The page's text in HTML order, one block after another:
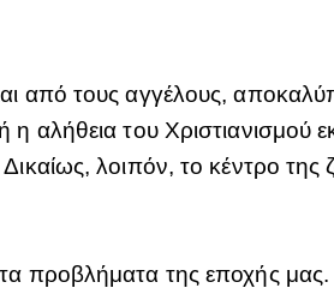
από τους αγγέλους,
αλήθεια του Χριστιανισμού
λοιπόν, το κέντρο
προβλήματα της εποχής